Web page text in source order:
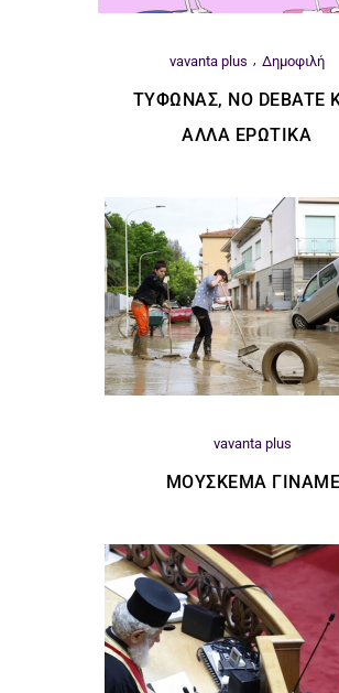
vavanta plus Δημοφιλή
ΤΥΦΏΝΑΣ, ΝΟ DEBATE
ΆΛΛΑ ΕΡΩΤΙΚΆ
vavanta plus
ΜΟΎΣΚΕΜΑ ΓΊΝΑΜΕ